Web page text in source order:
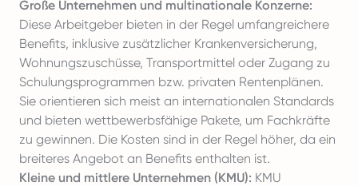
Große Unternehmen und multinationale Konzerne:
Diese Arbeitgeber bieten in der Regel umfangreichere
Benefits, inklusive zusätzlicher Krankenversicherung,
Wohnungszuschüsse, Transportmittel oder Zugang zu
Schulungsprogrammen bzw. privaten Rentenplänen.
Sie orientieren sich meist an internationalen Standards
und bieten wettbewerbsfähige Pakete, um Fachkräfte
zu gewinnen. Die Kosten sind in der Regel höher, da ein
breiteres Angebot an Benefits enthalten ist.
Kleine und mittlere Unternehmen (KMU): KMU